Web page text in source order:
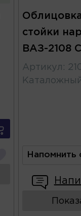
стойки
ВАЗ-2108
Артикул :
Напомнить